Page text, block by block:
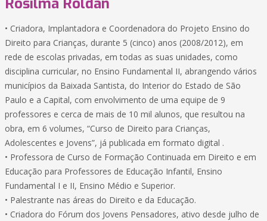
• Criadora, Implantadora e Coordenadora do Projeto Ensino do
Direito para Crianças, durante 5 (cinco) anos (2008/2012), em
rede de escolas privadas, em todas as suas unidades, como
disciplina curricular, no Ensino Fundamental II, abrangendo vários
municípios da Baixada Santista, do Interior do Estado de São
Paulo e a Capital, com envolvimento de uma equipe de 9
professores e cerca de mais de 10 mil alunos, que resultou na
obra, em 6 volumes, “Curso de Direito para Crianças,
Adolescentes e Jovens”, já publicada em formato digital .
• Professora de Curso de Formação Continuada em Direito e em
Educação para Professores de Educação Infantil, Ensino
Fundamental I e II, Ensino Médio e Superior.
• Palestrante nas áreas do Direito e da Educação.
• Criadora do Fórum dos Jovens Pensadores, ativo desde julho de